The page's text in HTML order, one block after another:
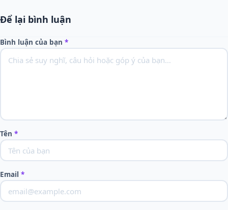
Để lại bình luận
Bình luận của bạn *
Tên *
Email *